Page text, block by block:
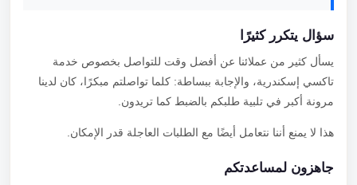
سؤال يتكرر كثيرًا
يسأل كثير من عملائنا عن أفضل وقت للتواصل بخصوص خدمة
تاكسي إسكندرية، والإجابة ببساطة: كلما تواصلتم مبكرًا، كان لدينا
مرونة أكبر في تلبية طلبكم بالضبط كما تريدون.
هذا لا يمنع أننا نتعامل أيضًا مع الطلبات العاجلة قدر الإمكان.
جاهزون لمساعدتكم